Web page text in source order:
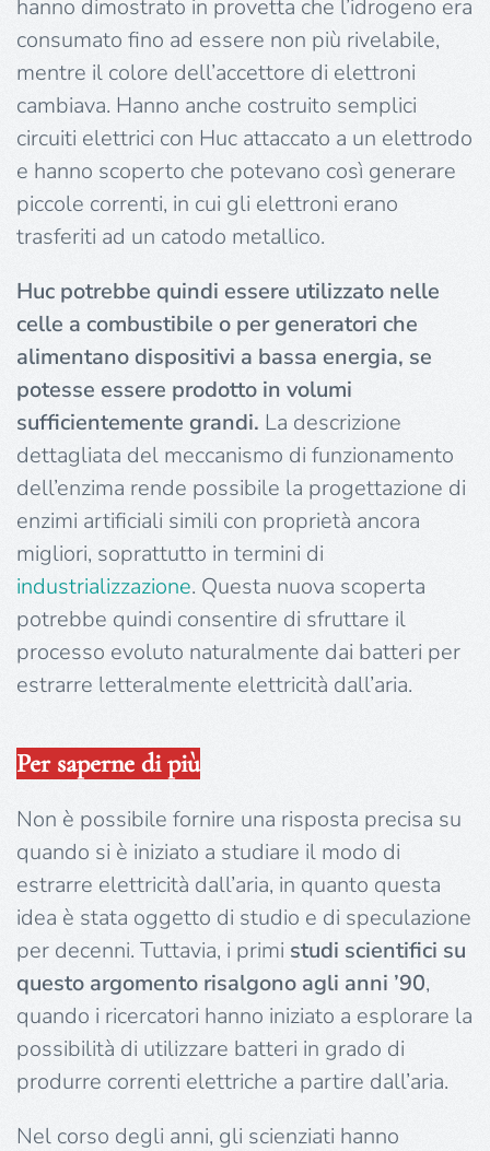
hanno dimostrato in provetta che l’idrogeno era
consumato fino ad essere non più rivelabile,
mentre il colore dell’accettore di elettroni
cambiava. Hanno anche costruito semplici
circuiti elettrici con Huc attaccato a un elettrodo
e hanno scoperto che potevano così generare
piccole correnti, in cui gli elettroni erano
trasferiti ad un catodo metallico.
Huc potrebbe quindi essere utilizzato nelle
celle a combustibile o per generatori che
alimentano dispositivi a bassa energia, se
potesse essere prodotto in volumi
sufficientemente grandi. La descrizione
dettagliata del meccanismo di funzionamento
dell’enzima rende possibile la progettazione di
enzimi artificiali simili con proprietà ancora
migliori, soprattutto in termini di
industrializzazione. Questa nuova scoperta
potrebbe quindi consentire di sfruttare il
processo evoluto naturalmente dai batteri per
estrarre letteralmente elettricità dall’aria.
Per saperne di più
Non è possibile fornire una risposta precisa su
quando si è iniziato a studiare il modo di
estrarre elettricità dall’aria, in quanto questa
idea è stata oggetto di studio e di speculazione
per decenni. Tuttavia, i primi studi scientifici su
questo argomento risalgono agli anni ’90,
quando i ricercatori hanno iniziato a esplorare la
possibilità di utilizzare batteri in grado di
produrre correnti elettriche a partire dall’aria.
Nel corso degli anni, gli scienziati hanno